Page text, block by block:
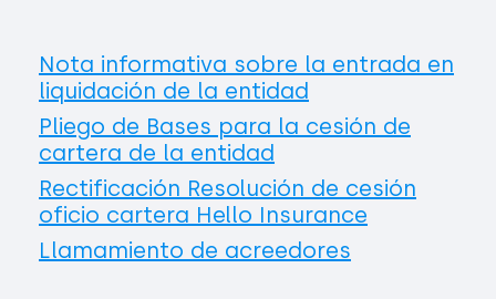
Nota informativa sobre la entrada en
liquidación de la entidad
Pliego de Bases para la cesión de
cartera de la entidad
Rectificación Resolución de cesión
oficio cartera Hello Insurance
Llamamiento de acreedores